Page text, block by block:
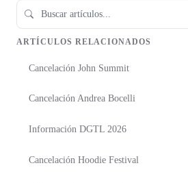
ARTÍCULOS RELACIONADOS
Cancelación John Summit
Cancelación Andrea Bocelli
Información DGTL 2026
Cancelación Hoodie Festival